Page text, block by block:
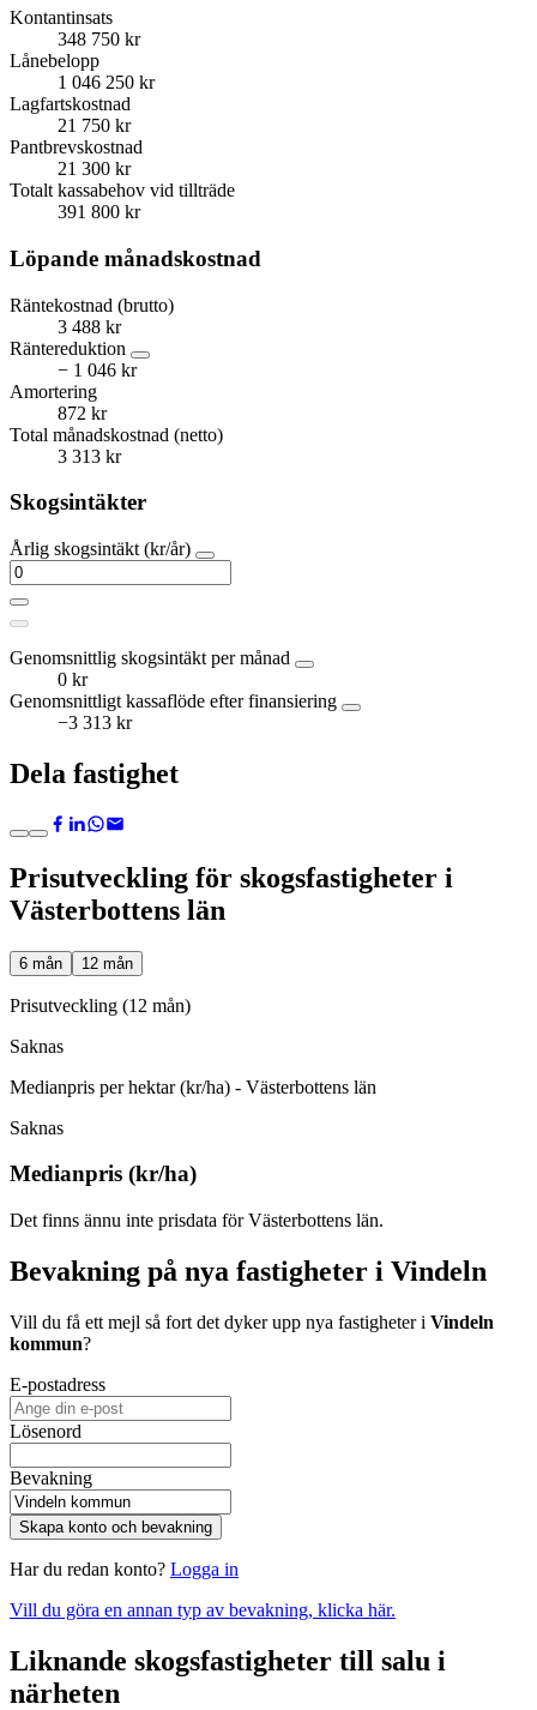
Kontantinsats
348 750 kr
Lånebelopp
1 046 250 kr
Lagfartskostnad
21 750 kr
Pantbrevskostnad
21 300 kr
Totalt kassabehov vid tillträde
391 800 kr
Löpande månadskostnad
Räntekostnad (brutto)
3 488 kr
Räntereduktion
− 1 046 kr
Amortering
872 kr
Total månadskostnad (netto)
3 313 kr
Skogsintäkter
Årlig skogsintäkt (kr/år)
Genomsnittlig skogsintäkt per månad
0 kr
Genomsnittligt kassaflöde efter finansiering
−3 313 kr
Dela fastighet
Prisutveckling för skogsfastigheter i
Västerbottens län
6 mån 12 mån
Prisutveckling (12 mån)
Saknas
Medianpris per hektar (kr/ha) - Västerbottens län
Saknas
Medianpris (kr/ha)
Det finns ännu inte prisdata för Västerbottens län.
Bevakning på nya fastigheter i Vindeln
Vill du få ett mejl så fort det dyker upp nya fastigheter i Vindeln
kommun?
E-postadress
Lösenord
Bevakning
Skapa konto och bevakning
Har du redan konto? Logga in
Vill du göra en annan typ av bevakning, klicka här.
Liknande skogsfastigheter till salu i
närheten